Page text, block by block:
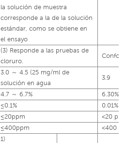
la solución de muestra
corresponde a la de la solución
estándar, como se obtiene en
el ensayo
(3) Responde a las pruebas de
cloruro.
3.0 ～ 4.5 (25 mg/ml de
solución en agua
3.9
4.7 ～ 6.7%
6.30%
≤0.1%
0.01%
≤20ppm
<20
≤400ppm
<400
1)